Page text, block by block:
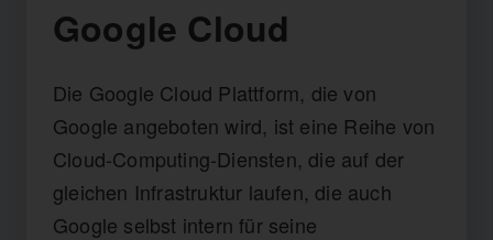
Google Cloud
Die Google Cloud Plattform, die von
Google angeboten wird, ist eine Reihe von
Cloud-Computing-Diensten, die auf der
gleichen Infrastruktur laufen, die auch
Google selbst intern für seine